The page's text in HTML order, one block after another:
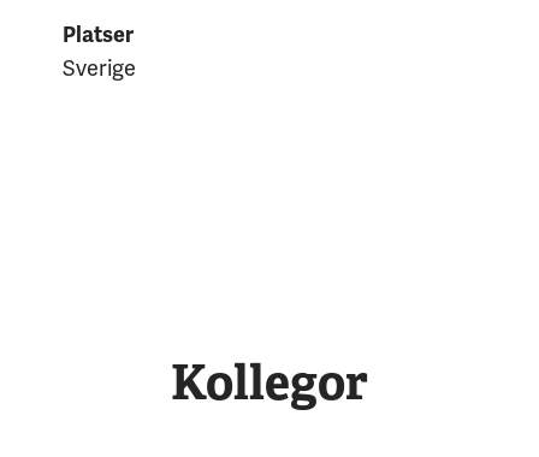
Platser
Sverige
Kollegor